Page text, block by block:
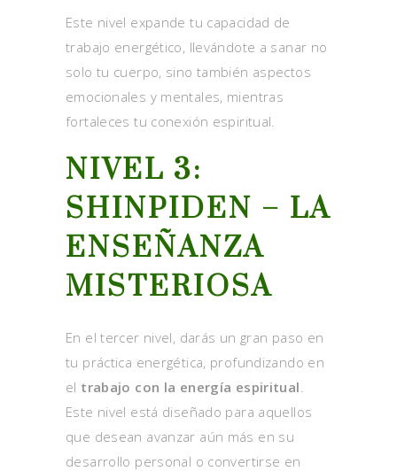
Este nivel expande tu capacidad de
trabajo energético, llevándote a sanar no
solo tu cuerpo, sino también aspectos
emocionales y mentales, mientras
fortaleces tu conexión espiritual.
NIVEL 3:
SHINPIDEN – LA
ENSEÑANZA
MISTERIOSA
En el tercer nivel, darás un gran paso en
tu práctica energética, profundizando en
el trabajo con la energía espiritual
Este nivel está diseñado para aquellos
que desean avanzar aún más en su
desarrollo personal o convertirse en